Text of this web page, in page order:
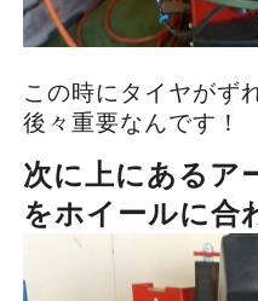
この時にタイヤがず
後々重要なんです！
次に上にあるア
をホイールに合